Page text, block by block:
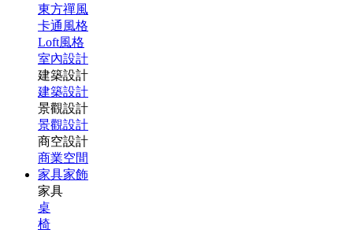
東方禪風
卡通風格
Loft風格
室內設計
建築設計
建築設計
景觀設計
景觀設計
商空設計
商業空間
家具家飾
家具
桌
椅